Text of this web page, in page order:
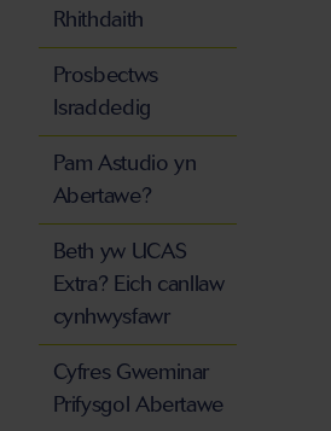
Rhithdaith
Prosbectws
Israddedig
Pam Astudio yn
Abertawe?
Beth yw UCAS
Extra? Eich canllaw
cynhwysfawr
Cyfres Gweminar
Prifysgol Abertawe